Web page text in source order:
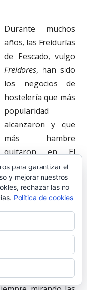
Durante muchos
años, las Freidurías
de Pescado, vulgo
Freidores, han sido
los negocios de
hostelería que más
popularidad
alcanzaron y que
más hambre
quitaron en El
Puerto, como en
otros municipios
de la Bahía de
que aún
y vuelta con
quedaron otros
con Jesús de los
Postigo, o calle
para garantizar el
y mejorar nuestros
rechazar las no
Política de cookies